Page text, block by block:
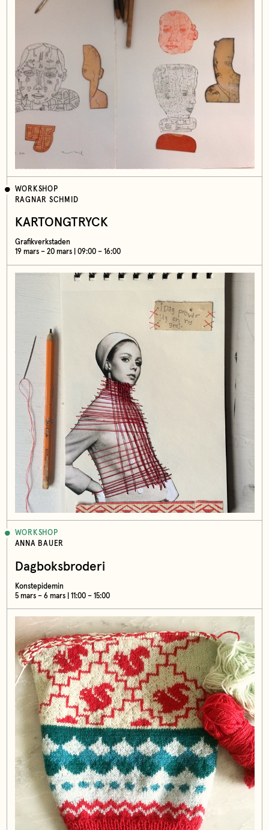
WORKSHOP
RAGNAR SCHMID
KARTONGTRYCK
Grafikverkstaden
19 mars – 20 mars | 09:00 – 16:00
WORKSHOP
ANNA BAUER
Dagboksbroderi
Konstepidemin
5 mars – 6 mars | 11:00 – 15:00